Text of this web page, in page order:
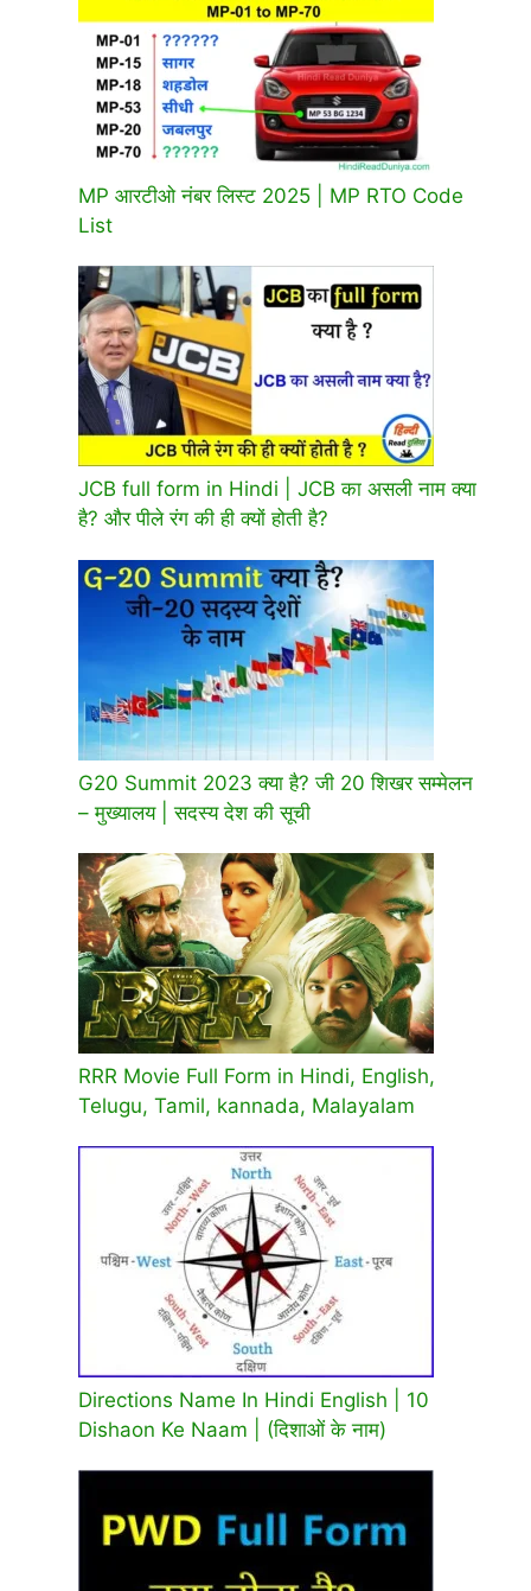
MP आरटीओ नंबर लिस्ट 2025 | MP RTO Code
List
JCB full form in Hindi | JCB का असली नाम क्या
है? और पीले रंग की ही क्यों होती है?
G20 Summit 2023 क्या है? जी 20 शिखर सम्मेलन
– मुख्यालय | सदस्य देश की सूची
RRR Movie Full Form in Hindi, English,
Telugu, Tamil, kannada, Malayalam
Directions Name In Hindi English | 10
Dishaon Ke Naam | (दिशाओं के नाम)